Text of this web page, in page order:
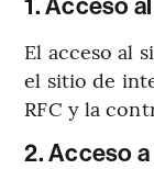
1. Acceso
El acceso al
el sitio de
RFC y la
2. Acceso